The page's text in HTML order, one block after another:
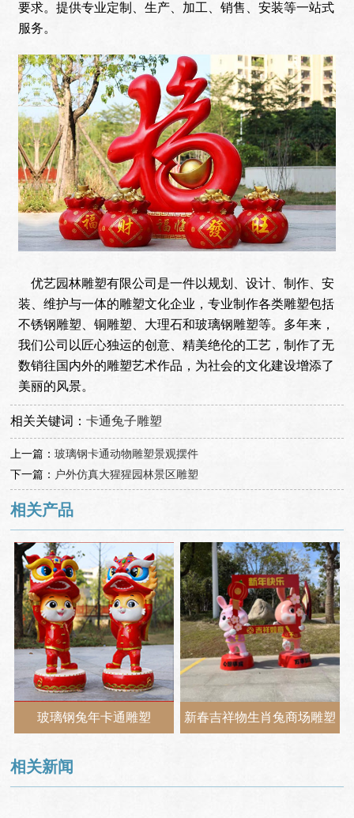
要求。提供专业定制、生产、加工、销售、安装等一站式
服务。
优艺园林雕塑有限公司是一件以规划、设计、制作、安
装、维护与一体的雕塑文化企业，专业制作各类雕塑包括
不锈钢雕塑、铜雕塑、大理石和玻璃钢雕塑等。多年来，
我们公司以匠心独运的创意、精美绝伦的工艺，制作了无
数销往国内外的雕塑艺术作品，为社会的文化建设增添了
美丽的风景。
相关关键词：卡通兔子雕塑
上一篇：玻璃钢卡通动物雕塑景观摆件
下一篇： 户外仿真大猩猩园林景区雕塑
相关产品
玻璃钢兔年卡通雕塑 新春吉祥物生肖兔商场雕塑
相关新闻